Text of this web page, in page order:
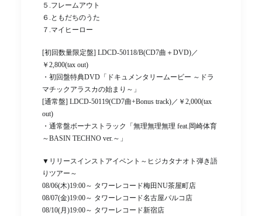
５.フレームアウト
６.ともだちのうた
７.マイヒーロー
[初回数量限定盤] LDCD-50118/B(CD7曲＋DVD)／
￥2,800(tax out)
・初回盤特典DVD「ドキュメンタリームービー ～ドラ
マチックアラスカの始まり～」
[通常盤] LDCD-50119(CD7曲+Bonus track)／￥2,000(tax
out)
・通常盤ボーナストラック「無理無理無理 feat.岡崎体育
～BASIN TECHNO ver.～」
▼リリースインストアイベント～ヒジカタナオト弾き語
りツアー～
08/06(木)19:00～ タワーレコード梅田NU茶屋町店
08/07(金)19:00～ タワーレコード名古屋パルコ店
08/10(月)19:00～ タワーレコード新宿店